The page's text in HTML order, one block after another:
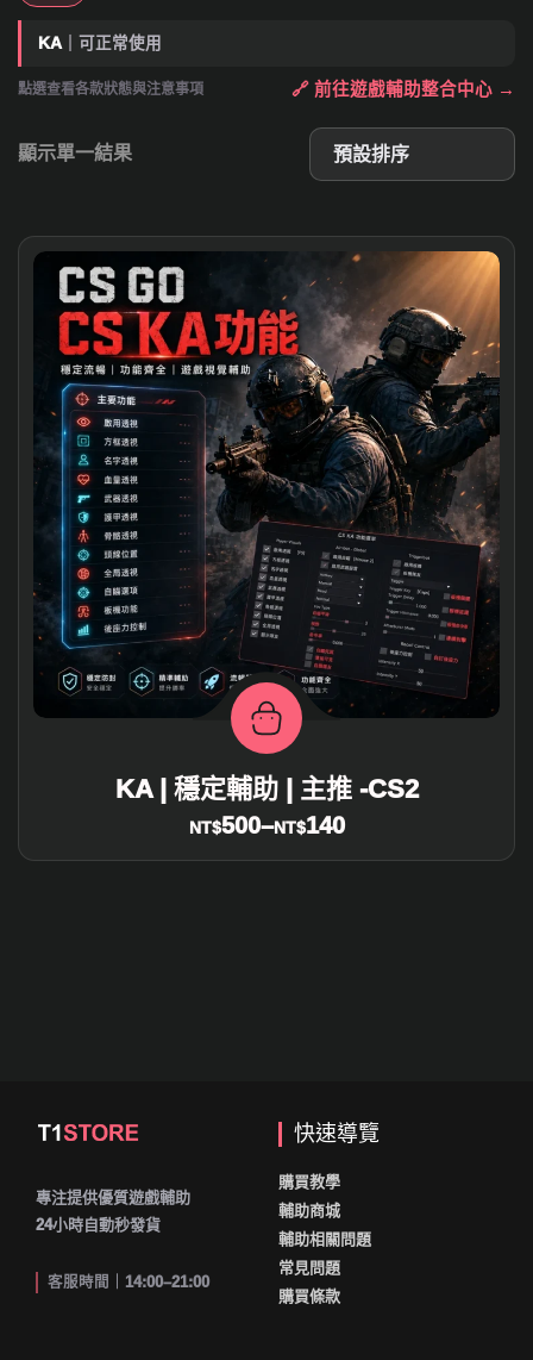
KA ｜可正常使用
點選查看各款狀態與注意事項 🔗 前往遊戲輔助整合中心 →
顯示單一結果
KA | 穩定輔助 | 主推 -CS2
NT$140
–
NT$500
專注提供優質遊戲輔助
24小時自動秒發貨
客服時間｜14:00–21:00
快速導覽
購買教學
輔助商城
輔助相關問題
常見問題
購買條款